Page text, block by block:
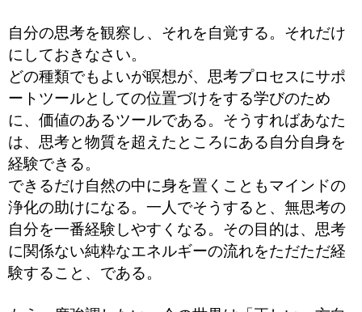
自分の思考を観察し、それを自覚する。それだけ
にしておきなさい。
どの種類でもよいが瞑想が、思考プロセスにサポ
ートツールとしての位置づけをする学びのため
に、価値のあるツールである。そうすればあなた
は、思考と物質を超えたところにある自分自身を
経験できる。
できるだけ自然の中に身を置くこともマインドの
浄化の助けになる。一人でそうすると、無思考の
自分を一番経験しやすくなる。その目的は、思考
に関係ない純粋なエネルギーの流れをただただ経
験すること、である。